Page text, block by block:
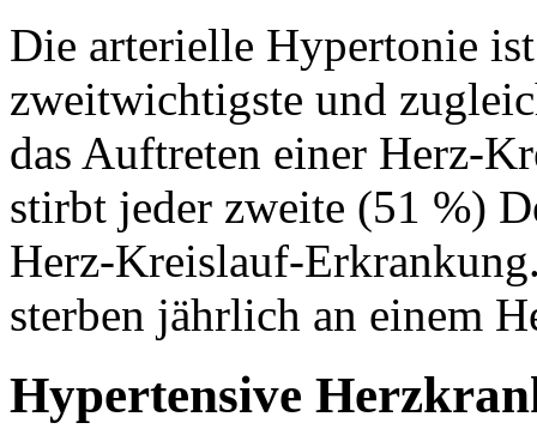
Die arterielle Hypertonie
zweitwichtigste und
das Auftreten einer Herz-
stirbt jeder zweite (51 %)
Herz-Kreislauf-
sterben jährlich an einem
Hypertensive